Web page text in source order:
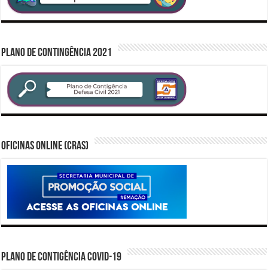
PLANO DE CONTINGÊNCIA 2021
Oficinas Online (CRAS)
PLANO DE CONTIGÊNCIA COVID-19